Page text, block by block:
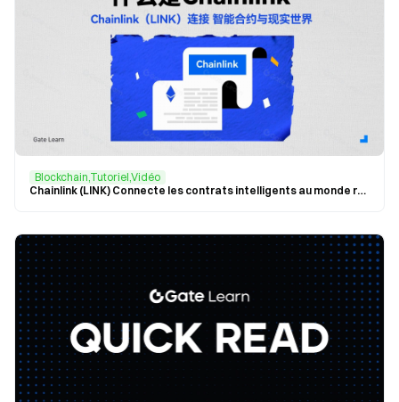
Blockchain,Tutoriel,Vidéo
Chainlink (LINK) Connecte les contrats intelligents au monde réel